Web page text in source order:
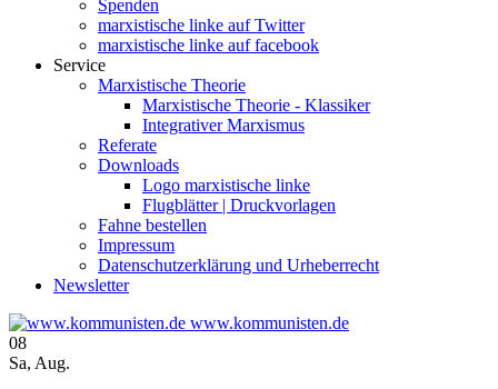
Spenden
marxistische linke auf Twitter
marxistische linke auf facebook
Service
Marxistische Theorie
Marxistische Theorie - Klassiker
Integrativer Marxismus
Referate
Downloads
Logo marxistische linke
Flugblätter | Druckvorlagen
Fahne bestellen
Impressum
Datenschutzerklärung und Urheberrecht
Newsletter
www.kommunisten.de
08
Sa, Aug.